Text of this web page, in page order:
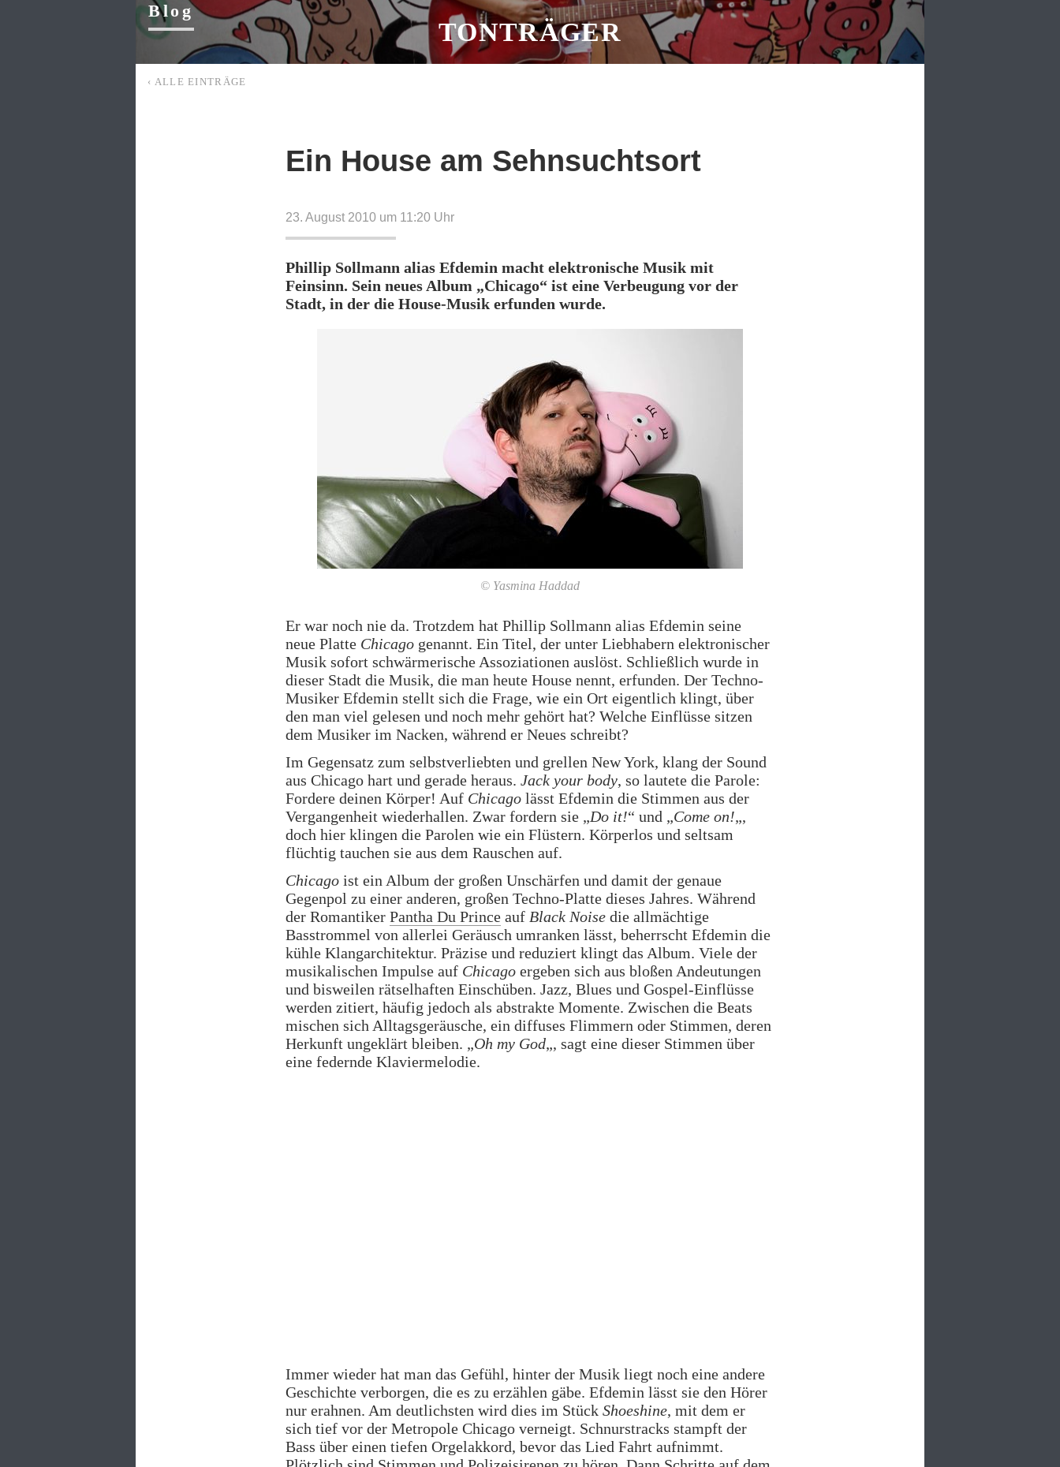
Blog
TONTRÄGER
‹ ALLE EINTRÄGE
Ein House am Sehnsuchtsort
23. August 2010 um 11:20 Uhr
Phillip Sollmann alias Efdemin macht elektronische Musik mit
Feinsinn. Sein neues Album „Chicago“ ist eine Verbeugung vor der
Stadt, in der die House-Musik erfunden wurde.
© Yasmina Haddad
Er war noch nie da. Trotzdem hat Phillip Sollmann alias Efdemin seine
neue Platte Chicago genannt. Ein Titel, der unter Liebhabern elektronischer
Musik sofort schwärmerische Assoziationen auslöst. Schließlich wurde in
dieser Stadt die Musik, die man heute House nennt, erfunden. Der Techno-
Musiker Efdemin stellt sich die Frage, wie ein Ort eigentlich klingt, über
den man viel gelesen und noch mehr gehört hat? Welche Einflüsse sitzen
dem Musiker im Nacken, während er Neues schreibt?
Im Gegensatz zum selbstverliebten und grellen New York, klang der Sound
aus Chicago hart und gerade heraus. Jack your body, so lautete die Parole:
Fordere deinen Körper! Auf Chicago lässt Efdemin die Stimmen aus der
Vergangenheit wiederhallen. Zwar fordern sie „Do it!“ und „Come on!„,
doch hier klingen die Parolen wie ein Flüstern. Körperlos und seltsam
flüchtig tauchen sie aus dem Rauschen auf.
Chicago ist ein Album der großen Unschärfen und damit der genaue
Gegenpol zu einer anderen, großen Techno-Platte dieses Jahres. Während
der Romantiker Pantha Du Prince auf Black Noise die allmächtige
Basstrommel von allerlei Geräusch umranken lässt, beherrscht Efdemin die
kühle Klangarchitektur. Präzise und reduziert klingt das Album. Viele der
musikalischen Impulse auf Chicago ergeben sich aus bloßen Andeutungen
und bisweilen rätselhaften Einschüben. Jazz, Blues und Gospel-Einflüsse
werden zitiert, häufig jedoch als abstrakte Momente. Zwischen die Beats
mischen sich Alltagsgeräusche, ein diffuses Flimmern oder Stimmen, deren
Herkunft ungeklärt bleiben. „Oh my God„, sagt eine dieser Stimmen über
eine federnde Klaviermelodie.
Immer wieder hat man das Gefühl, hinter der Musik liegt noch eine andere
Geschichte verborgen, die es zu erzählen gäbe. Efdemin lässt sie den Hörer
nur erahnen. Am deutlichsten wird dies im Stück Shoeshine, mit dem er
sich tief vor der Metropole Chicago verneigt. Schnurstracks stampft der
Bass über einen tiefen Orgelakkord, bevor das Lied Fahrt aufnimmt.